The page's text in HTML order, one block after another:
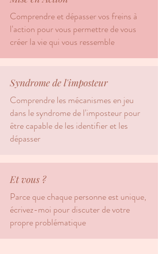
Comprendre et dépasser vos freins à
l'action pour vous permettre de vous
créer la vie qui vous ressemble
Syndrome de l'imposteur
Comprendre les mécanismes en jeu
dans le syndrome de l'imposteur pour
être capable de les identifier et les
dépasser
Et vous ?
Parce que chaque personne est unique,
écrivez-moi pour discuter de votre
propre problématique